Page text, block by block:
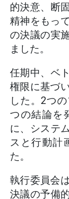
的決意、断
精神をもっ
の決議の実
ました。
任期中、ベ
権限に基づ
した。2つ
つの結論を
に、システ
スと行動計
た。
執行委員会
決議の予備